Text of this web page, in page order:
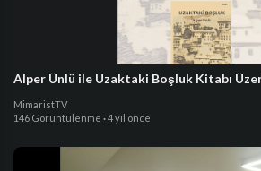
Alper Ünlü ile Uzaktaki Boşluk Kitabı
MimaristTV
146 Görüntülenme ·4 yıl önce